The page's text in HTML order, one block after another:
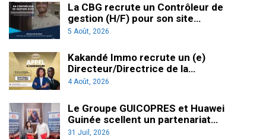
La CBG recrute un Contrôleur de
gestion (H/F) pour son site…
5 Août, 2026
Kakandé Immo recrute un (e)
Directeur/Directrice de la…
4 Août, 2026
Le Groupe GUICOPRES et Huawei
Guinée scellent un partenariat…
31 Juil, 2026